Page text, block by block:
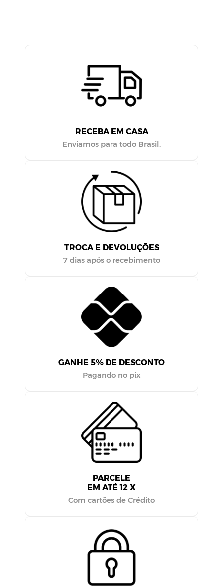
RECEBA EM CASA
Enviamos para todo Brasil.
TROCA E DEVOLUÇÕES
7 dias após o recebimento
GANHE 5% DE DESCONTO
Pagando no pix
PARCELE
EM ATÉ 12 X
Com cartões de Crédito